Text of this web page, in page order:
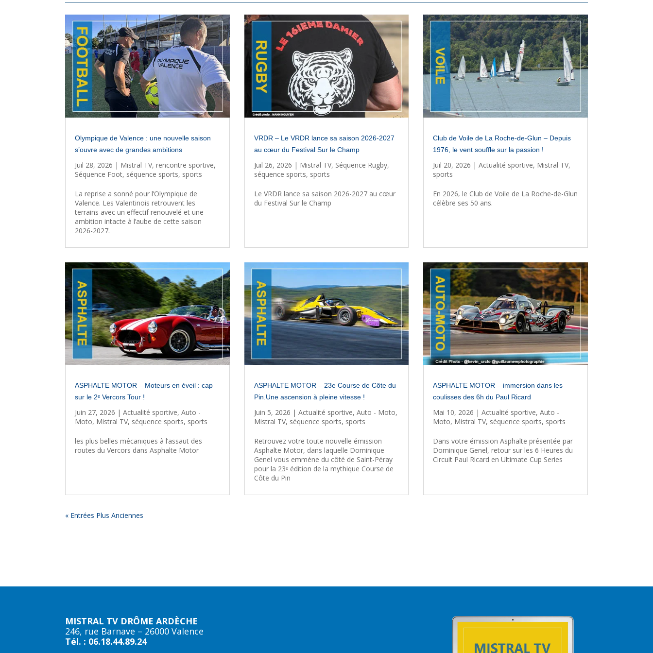
Olympique de Valence : une nouvelle saison
s’ouvre avec de grandes ambitions
Juil 28, 2026 | Mistral TV,rencontre sportive,
Séquence Foot, séquence sports, sports
La reprise a sonné pour l’Olympique de
Valence. Les Valentinois retrouvent les
terrains avec un effectif renouvelé et une
ambition intacte à l’aube de cette saison
2026-2027.
VRDR – Le VRDR lance sa saison 2026-2027
au cœur du Festival Sur le Champ
Juil 26, 2026 | Mistral TV, Séquence Rugby,
séquence sports, sports
Le VRDR lance sa saison 2026-2027 au cœur
du Festival Sur le Champ
Club de Voile de La Roche-de-Glun – Depuis
1976, le vent souffle sur la passion !
Juil 20, 2026 |Actualité sportive, Mistral TV,
sports
En 2026, le Club de Voile de La Roche-de-Glun
célèbre ses 50 ans.
ASPHALTE MOTOR – Moteurs en éveil : cap
sur le 2ᵉ Vercors Tour !
Juin 27, 2026 |Actualité sportive,Auto -
Moto, Mistral TV, séquence sports, sports
les plus belles mécaniques à l’assaut des
routes du Vercors dans Asphalte Motor
ASPHALTE MOTOR – 23e Course de Côte du
Pin.Une ascension à pleine vitesse !
Juin 5, 2026 | Actualité sportive, Auto - Moto,
Mistral TV, séquence sports, sports
Retrouvez votre toute nouvelle émission
Asphalte Motor, dans laquelle Dominique
Genel vous emmène du côté de Saint-Péray
pour la 23ᵉ édition de la mythique Course de
Côte du Pin
ASPHALTE MOTOR – immersion dans les
coulisses des 6h du Paul Ricard
Mai 10, 2026 |Actualité sportive,Auto -
Moto, Mistral TV, séquence sports, sports
Dans votre émission Asphalte présentée par
Dominique Genel, retour sur les 6 Heures du
Circuit Paul Ricard en Ultimate Cup Series
« Entrées Plus Anciennes
MISTRAL TV DRÔME ARDÈCHE
246, rue Barnave – 26000 Valence
Tél. : 06.18.44.89.24